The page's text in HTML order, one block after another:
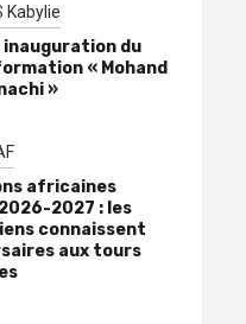
Kabylie
inauguration du
« Mohand
»
africaines
2027 : les
connaissent
aux tours